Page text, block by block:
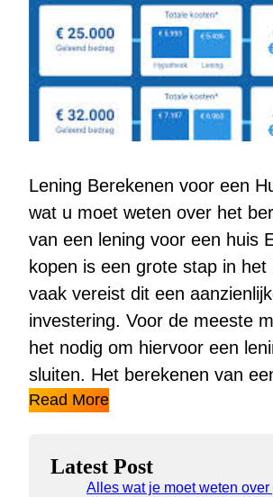
Lening Berekenen voor een
wat u moet weten over het
van een lening voor een huis
kopen is een grote stap in het
vaak vereist dit een
investering. Voor de meeste
het nodig om hiervoor een
sluiten. Het berekenen van
Read More
Latest Post
Alles wat je moet weten